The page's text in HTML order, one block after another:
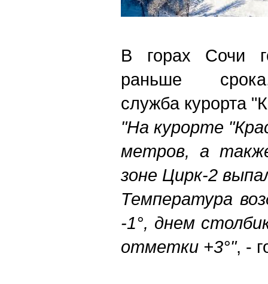
В горах Сочи
раньше
служба курорта
"На курорте
метров, а
зоне Цирк-2
Температура
-1°, днем
отметки +3°", -